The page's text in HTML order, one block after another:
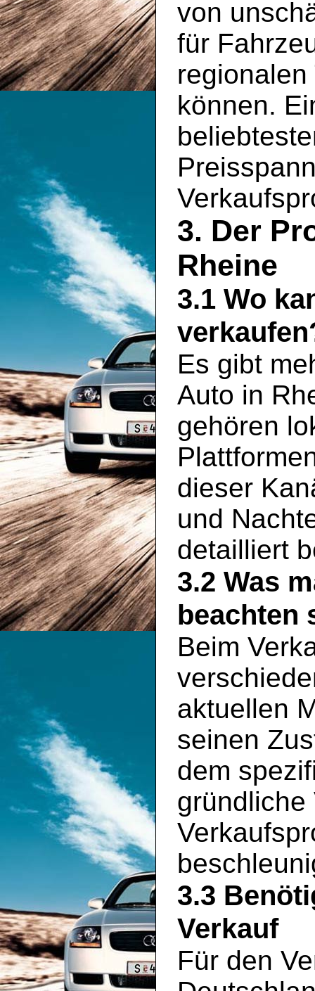
von
für
können.
3. Der
Rheine
3.1 Wo
Es gibt
Auto in
gehören
dieser
und
detailliert
3.2 Was
beachten
Beim
aktuellen
seinen
dem
gründliche
3.3
Verkauf
Für den